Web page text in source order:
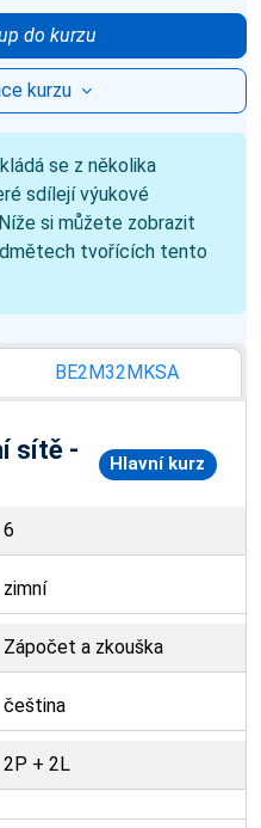
do kurzu
kurzu
se z několika
sdílejí výukové
si můžete zobrazit
tvořících tento
BE2M32MKSA
sítě -
Hlavní kurz
6
zimní
Zápočet a zkouška
čeština
2P + 2L